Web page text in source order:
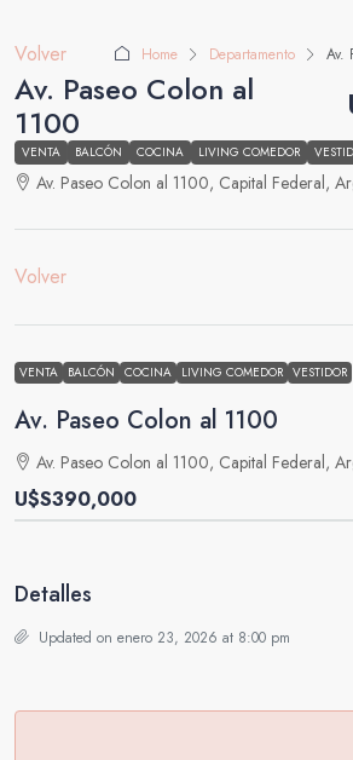
Volver Home Departamento Av.
Av. Paseo Colon al
1100
VENTA BALCÓN COCINA LIVING COMEDOR
Av. Paseo Colon al 1100, Capital Federal,
Volver
VENTA BALCÓN COCINA LIVING COMEDOR VESTIDOR
Av. Paseo Colon al 1100
Av. Paseo Colon al 1100, Capital Federal,
U$S390,000
Detalles
Updated on enero 23, 2026 at 8:00 pm